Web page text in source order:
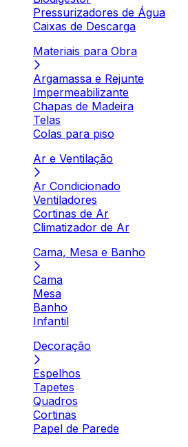
Pressurizadores de Água
Caixas de Descarga
Materiais para Obra
Argamassa e Rejunte
Impermeabilizante
Chapas de Madeira
Telas
Colas para piso
Ar e Ventilação
Ar Condicionado
Ventiladores
Cortinas de Ar
Climatizador de Ar
Cama, Mesa e Banho
Cama
Mesa
Banho
Infantil
Decoração
Espelhos
Tapetes
Quadros
Cortinas
Papel de Parede